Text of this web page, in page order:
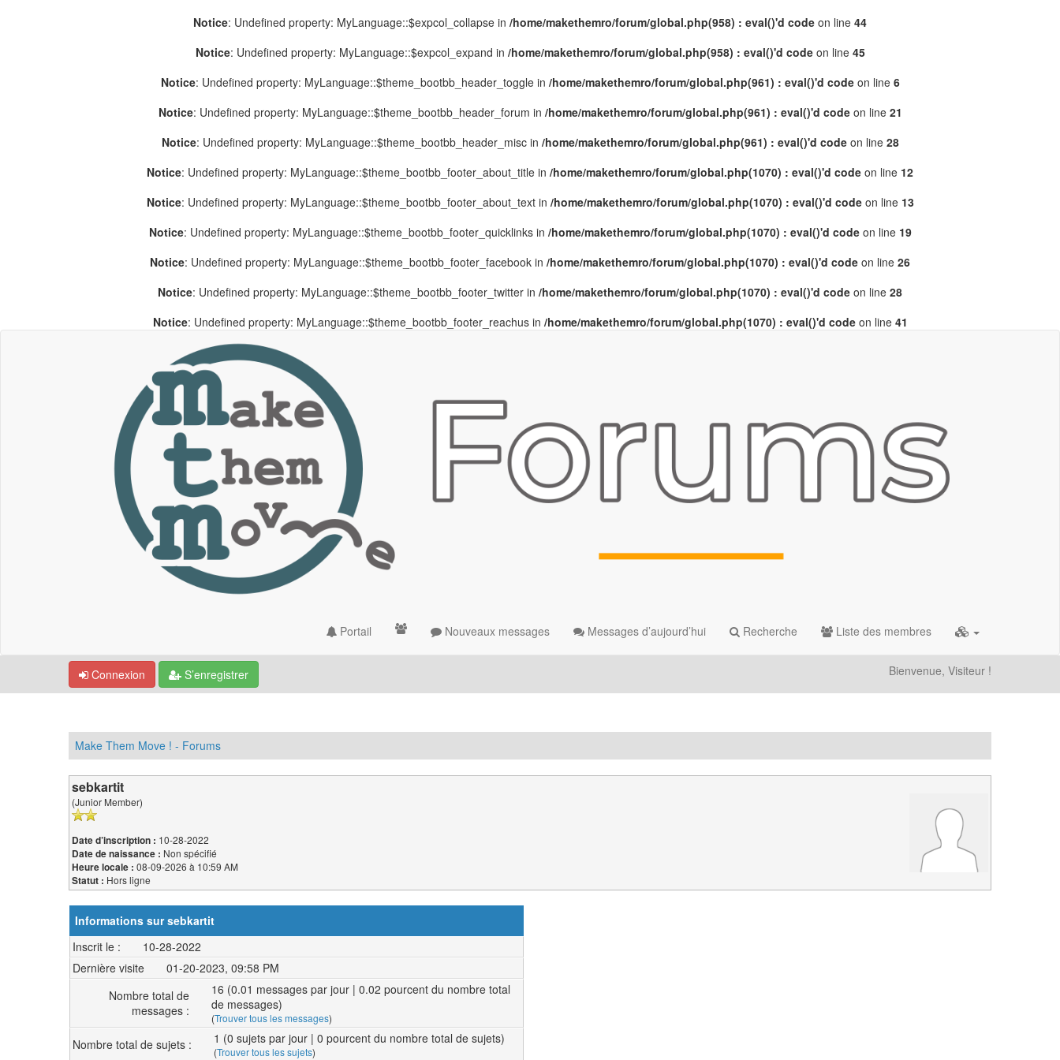
Notice: Undefined property: MyLanguage::$expcol_collapse in /home/makethemro/forum/global.php(958) : eval()'d code on line 44
Notice: Undefined property: MyLanguage::$expcol_expand in /home/makethemro/forum/global.php(958) : eval()'d codeon line 45
Notice: Undefined property: MyLanguage::$theme_bootbb_header_toggle in /home/makethemro/forum/global.php(961) : eval()'d codeon line 6
Notice: Undefined property: MyLanguage::$theme_bootbb_header_forum in /home/makethemro/forum/global.php(961) : eval()'d codeon line 21
Notice: Undefined property: MyLanguage::$theme_bootbb_header_misc in /home/makethemro/forum/global.php(961) : eval()'d codeon line 28
Notice: Undefined property: MyLanguage::$theme_bootbb_footer_about_title in /home/makethemro/forum/global.php(1070) : eval()'d code on line 12
Notice: Undefined property: MyLanguage::$theme_bootbb_footer_about_text in /home/makethemro/forum/global.php(1070) : eval()'d codeon line 13
Notice: Undefined property: MyLanguage::$theme_bootbb_footer_quicklinks in /home/makethemro/forum/global.php(1070) : eval()'d codeon line 19
Notice: Undefined property: MyLanguage::$theme_bootbb_footer_facebook in /home/makethemro/forum/global.php(1070) : eval()'d code on line 26
Notice: Undefined property: MyLanguage::$theme_bootbb_footer_twitter in /home/makethemro/forum/global.php(1070) : eval()'d code on line 28
Notice: Undefined property: MyLanguage::$theme_bootbb_footer_reachus in /home/makethemro/forum/global.php(1070) : eval()'d codeon line 41
Portail Nouveaux messages Messages d’aujourd’hui Recherche Liste des membres
Connexion S’enregistrer Bienvenue, Visiteur !
Make Them Move ! - Forums
sebkartit
(Junior Member)
Date d’inscription : 10-28-2022
Date de naissance : Non spécifié
Heure locale : 08-09-2026 à 10:59 AM
Statut : Hors ligne
Informations sur sebkartit
Inscrit le :
10-28-2022
Dernière visite
01-20-2023, 09:58 PM
Nombre total de
messages :
16 (0.01 messages par jour | 0.02 pourcent du nombre total
de messages)
(Trouver tous les messages)
Nombre total de sujets : 1 (0 sujets par jour | 0 pourcent du nombre total de sujets)
(Trouver tous les sujets)